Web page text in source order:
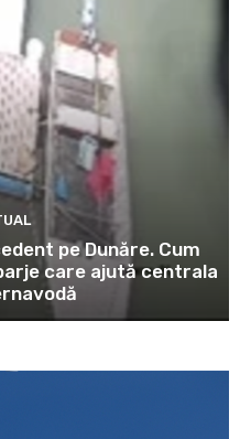
pe Dunăre. Cum
care ajută centrala